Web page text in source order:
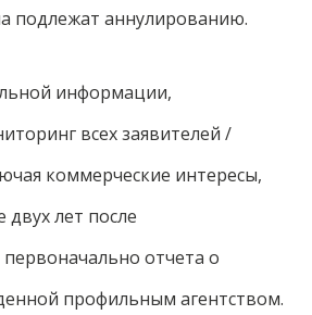
подлежат аннулированию.
информации,
всех заявителей /
коммерческие интересы,
двух лет после
отчета о
профильным агентством.